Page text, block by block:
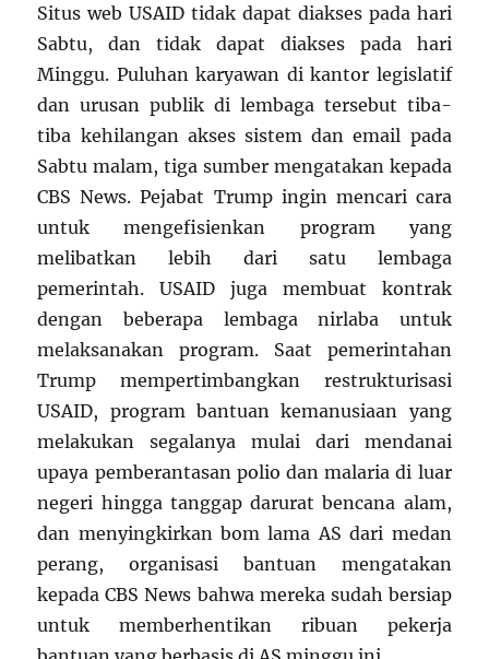
Situs web USAID tidak dapat diakses pada hari
Sabtu, dan tidak dapat diakses pada hari
Minggu. Puluhan karyawan di kantor legislatif
dan urusan publik di lembaga tersebut tiba-
tiba kehilangan akses sistem dan email pada
Sabtu malam, tiga sumber mengatakan kepada
CBS News. Pejabat Trump ingin mencari cara
untuk mengefisienkan program yang
melibatkan lebih dari satu lembaga
pemerintah. USAID juga membuat kontrak
dengan beberapa lembaga nirlaba untuk
melaksanakan program. Saat pemerintahan
Trump mempertimbangkan restrukturisasi
USAID, program bantuan kemanusiaan yang
melakukan segalanya mulai dari mendanai
upaya pemberantasan polio dan malaria di luar
negeri hingga tanggap darurat bencana alam,
dan menyingkirkan bom lama AS dari medan
perang, organisasi bantuan mengatakan
kepada CBS News bahwa mereka sudah bersiap
untuk memberhentikan ribuan pekerja